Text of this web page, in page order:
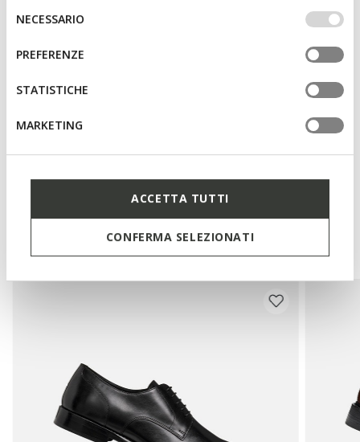
IMPOSTAZIONI potrai anche scegliere quali cookies ed
altri strumenti di tracciamento autorizzare. Per maggiori
informazioni o per modificare in qualsiasi momento le
tue impostazioni, visita la nostra
del
consenso
NECESSARIO
PREFERENZE
STATISTICHE
MARKETING
ACCETTA TUTTI
CONFERMA SELEZIONATI
Verschluss mit Schnürsenkeln
Materialien
Technologien
Das könnte Ihnen auch